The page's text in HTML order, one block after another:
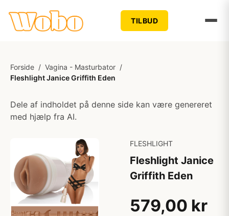
TILBUD
Forside / Vagina - Masturbator /
Fleshlight Janice Griffith Eden
Dele af indholdet på denne side kan være genereret
med hjælp fra AI.
FLESHLIGHT
Fleshlight Janice
Griffith Eden
579,00 kr